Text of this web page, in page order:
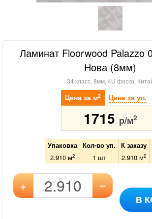
Ламинат Floorwood Palazzo
Нова (8мм)
34 класс, 8мм, 4U фаска,
Цена за м2 Цена за уп.
1715 р/м2
Упаковка Кол-во уп. К заказу
2.910 м2 1 шт 2.910м2
+ –
В